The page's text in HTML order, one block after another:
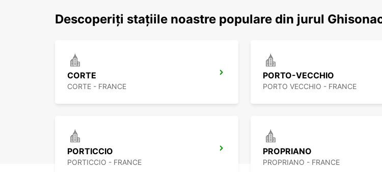
Descoperiți stațiile noastre populare din jurul
CORTE
CORTE - FRANCE
PORTO-VECCHIO
PORTO VECCHIO - FRANCE
PORTICCIO
PORTICCIO - FRANCE
PROPRIANO
PROPRIANO - FRANCE